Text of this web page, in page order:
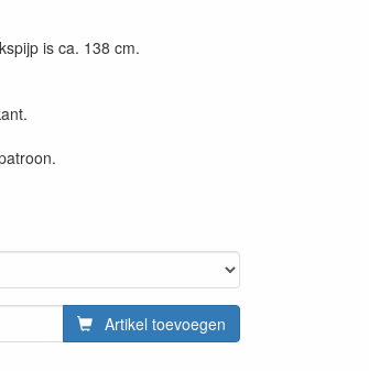
is ca. 138 cm.
Artikel toevoegen